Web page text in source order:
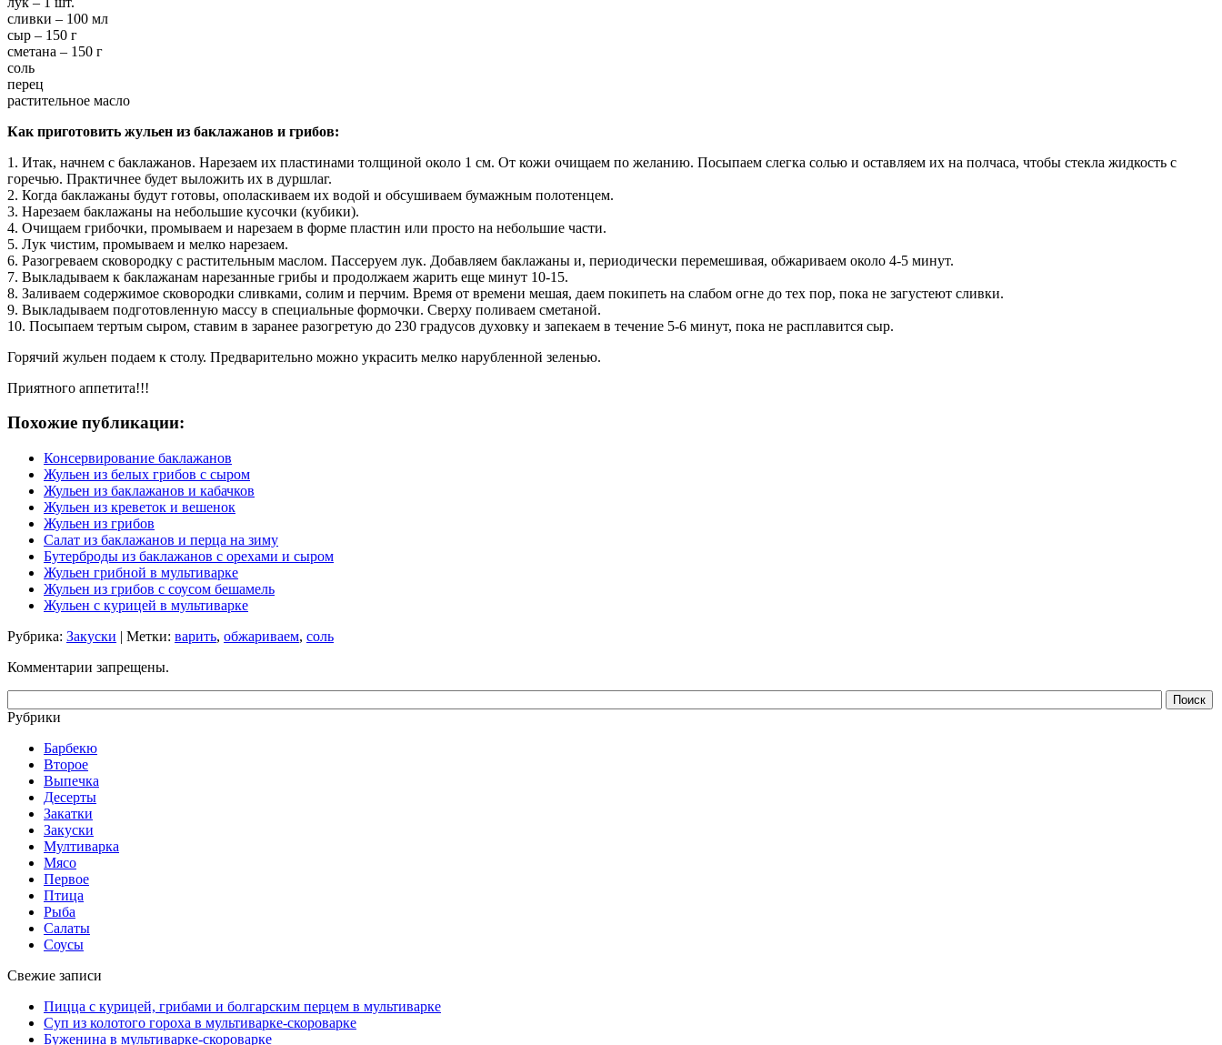
сливки – 100 мл
сыр – 150 г
сметана – 150 г
соль
перец
растительное масло
Как приготовить жульен из баклажанов и грибов:
1. Итак, начнем с баклажанов. Нарезаем их пластинами толщиной около 1 см. От кожи очищаем по желанию. Посыпаем слегка солью и оставляем их на полчаса, чтобы стекла жидкость с
горечью. Практичнее будет выложить их в дуршлаг.
2. Когда баклажаны будут готовы, ополаскиваем их водой и обсушиваем бумажным полотенцем.
3. Нарезаем баклажаны на небольшие кусочки (кубики).
4. Очищаем грибочки, промываем и нарезаем в форме пластин или просто на небольшие части.
5. Лук чистим, промываем и мелко нарезаем.
6. Разогреваем сковородку с растительным маслом. Пассеруем лук. Добавляем баклажаны и, периодически перемешивая, обжариваем около 4-5 минут.
7. Выкладываем к баклажанам нарезанные грибы и продолжаем жарить еще минут 10-15.
8. Заливаем содержимое сковородки сливками, солим и перчим. Время от времени мешая, даем покипеть на слабом огне до тех пор, пока не загустеют сливки.
9. Выкладываем подготовленную массу в специальные формочки. Сверху поливаем сметаной.
10. Посыпаем тертым сыром, ставим в заранее разогретую до 230 градусов духовку и запекаем в течение 5-6 минут, пока не расплавится сыр.
Горячий жульен подаем к столу. Предварительно можно украсить мелко нарубленной зеленью.
Приятного аппетита!!!
Похожие публикации:
Консервирование баклажанов
Жульен из белых грибов с сыром
Жульен из баклажанов и кабачков
Жульен из креветок и вешенок
Жульен из грибов
Салат из баклажанов и перца на зиму
Бутерброды из баклажанов с орехами и сыром
Жульен грибной в мультиварке
Жульен из грибов с соусом бешамель
Жульен с курицей в мультиварке
Рубрика: Закуски | Метки: варить, обжариваем, соль
Комментарии запрещены.
Рубрики
Барбекю
Второе
Выпечка
Десерты
Закатки
Закуски
Мултиварка
Мясо
Первое
Птица
Рыба
Салаты
Соусы
Свежие записи
Пицца с курицей, грибами и болгарским перцем в мультиварке
Суп из колотого гороха в мультиварке-скороварке
Буженина в мультиварке-скороварке